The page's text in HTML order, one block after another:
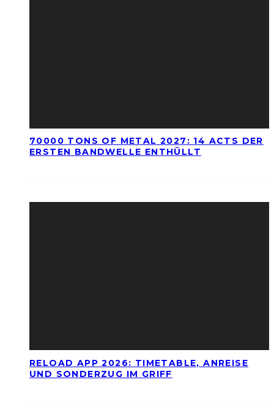
70000 TONS OF METAL 2027: 14 ACTS DER
ERSTEN BANDWELLE ENTHÜLLT
RELOAD APP 2026: TIMETABLE, ANREISE
UND SONDERZUG IM GRIFF